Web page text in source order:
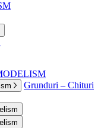
Grunduri – Chituri